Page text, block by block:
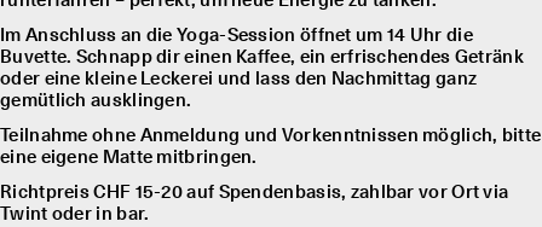
Im Anschluss an die Yoga-Session öffnet um 14 Uhr die
Buvette. Schnapp dir einen Kaffee, ein erfrischendes Getränk
oder eine kleine Leckerei und lass den Nachmittag ganz
gemütlich ausklingen.
Teilnahme ohne Anmeldung und Vorkenntnissen möglich, bitte
eine eigene Matte mitbringen.
Richtpreis CHF 15-20 auf Spendenbasis, zahlbar vor Ort via
Twint oder in bar.